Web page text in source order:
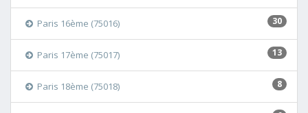
30
Paris 16ème (75016)
13
Paris 17ème (75017)
8
Paris 18ème (75018)